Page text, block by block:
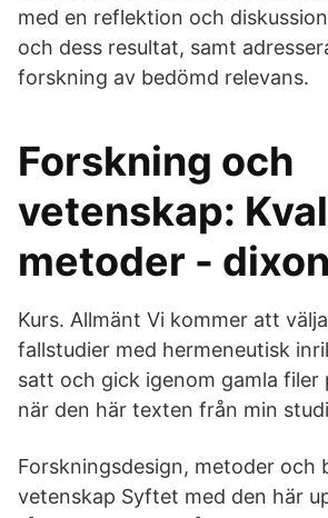
med en reflektion och
och dess resultat, samt
forskning av bedömd relevans.
Forskning och
vetenskap:
metoder -
Kurs. Allmänt Vi kommer att
fallstudier med hermeneutisk
satt och gick igenom gamla filer
när den här texten från min
Forskningsdesign, metoder och
vetenskap Syftet med den här